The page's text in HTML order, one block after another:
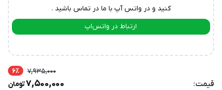
کنید و در واتس آپ با ما در تماس باشید .
ارتباط در واتس‌اپ
قیمت:
7,935,000 6٪
7,500,000تومان